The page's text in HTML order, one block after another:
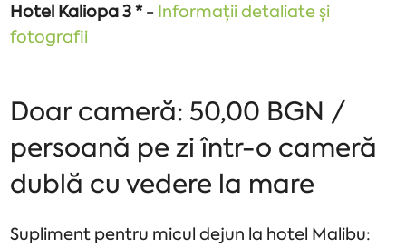
Hotel Kaliopa 3 *- Informații detaliate și
fotografii
Doar cameră: 50,00 BGN /
persoană pe zi într-o cameră
dublă cu vedere la mare
Supliment pentru micul dejun la hotel Malibu: